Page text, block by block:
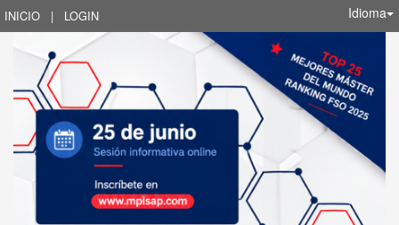
INICIO | LOGIN Idioma